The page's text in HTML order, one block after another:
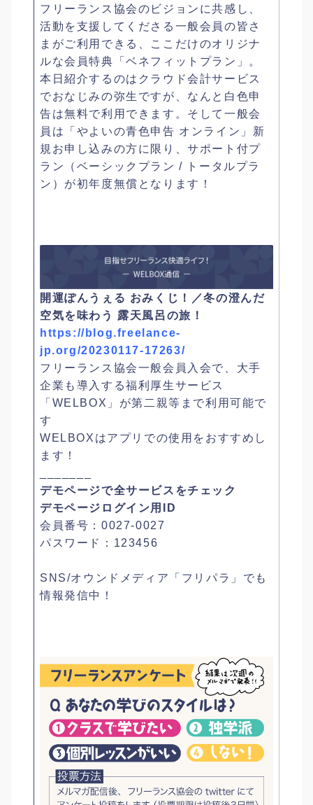
フリーランス協会のビジョンに共感し、
活動を支援してくださる一般会員の皆さ
まがご利用できる、ここだけのオリジナ
ルな会員特典「ベネフィットプラン」。
本日紹介するのはクラウド会計サービス
でおなじみの弥生ですが、なんと白色申
告は無料で利用できます。そして一般会
員は「やよいの青色申告 オンライン」新
規お申し込みの方に限り、サポート付プ
ラン（ベーシックプラン / トータルプラ
ン）が初年度無償となります！
開運ぽんうぇる おみくじ！／冬の澄んだ
空気を味わう 露天風呂の旅！
https://blog.freelance-
jp.org/20230117-17263/
フリーランス協会一般会員入会で、大手
企業も導入する福利厚生サービス
「WELBOX」が第二親等まで利用可能で
す
WELBOXはアプリでの使用をおすすめし
ます！
デモページで全サービスをチェック
デモページログイン用ID
会員番号：0027-0027
パスワード：123456
SNS/オウンドメディア「フリパラ」でも
情報発信中！